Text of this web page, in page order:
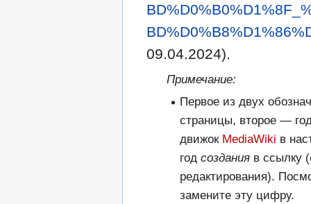
09.04.2024).
Примечание:
Первое из двух
страницы, второе —
движок MediaWiki в
год созданияв ссылку
редактирования).
замените эту цифру.